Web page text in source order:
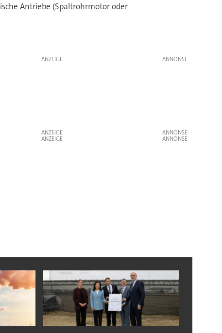
Antriebe (Spaltrohrmotor oder
ANZEIGE
ANZEIGE
ANZEIGE